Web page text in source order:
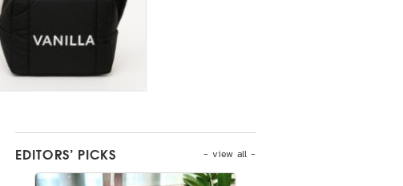
- view all -
EDITORS’ PICKS